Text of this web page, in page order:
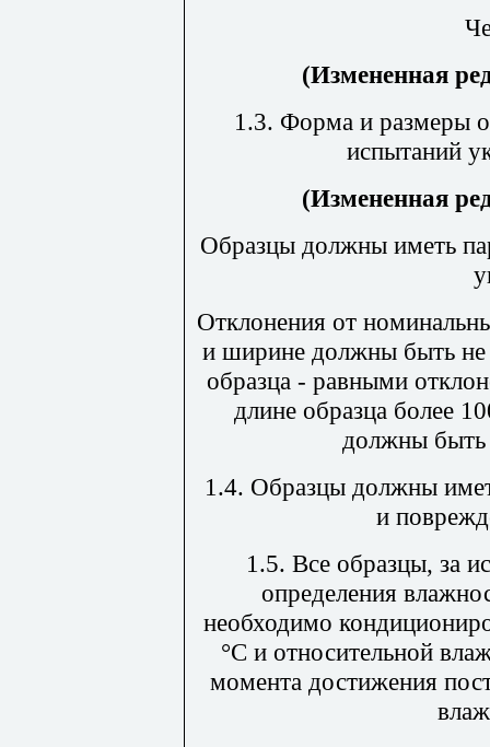
(Измененная
1.3. Форма и размеры
испытаний
(Измененная
Образцы должны иметь
Отклонения от
и ширине должны быть
образца - равными
длине образца более
должны быть
1.4. Образцы должны
и
1.5. Все образцы, за
определения
необходимо
°С и относительной
момента достижения